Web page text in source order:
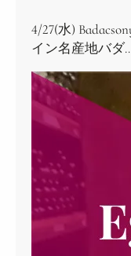
4/27(水)
イン名産地バダ